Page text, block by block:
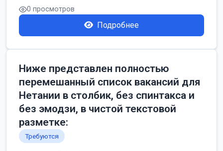
0 просмотров
Подробнее
Ниже представлен полностью
перемешанный список вакансий для
Нетании в столбик, без спинтакса и
без эмодзи, в чистой текстовой
разметке:
Требуются